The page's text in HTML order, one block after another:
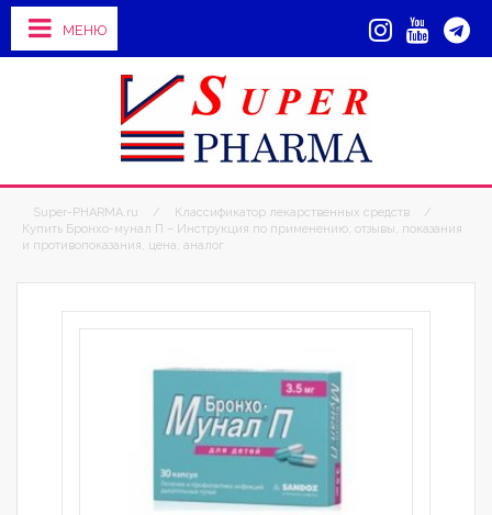
МЕНЮ
Super-PHARMA.ru / Классификатор лекарственных средств
/
Купить Бронхо-мунал П – Инструкция по применению, отзывы, показания
и противопоказания, цена, аналог